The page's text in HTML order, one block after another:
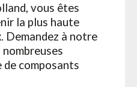
vous êtes
la plus haute
Demandez à notre
composants